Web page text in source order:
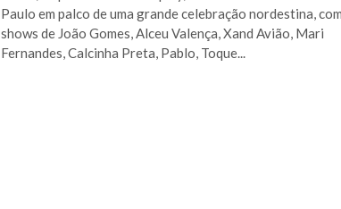
Paulo em palco de uma grande celebração nordestina, com
shows de João Gomes, Alceu Valença, Xand Avião, Mari
Fernandes, Calcinha Preta, Pablo, Toque...